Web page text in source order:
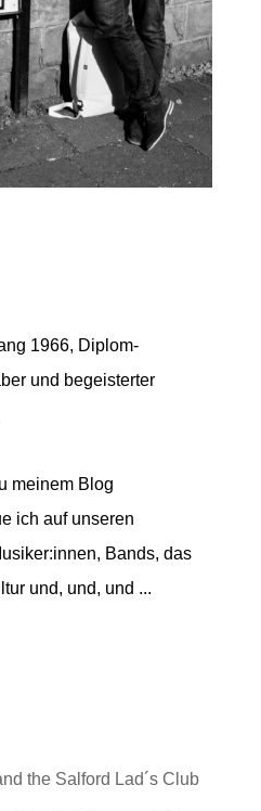
1966, Diplom-
und begeisterter
meinem Blog
ich auf unseren
Bands, das
und, und, und ...
the Salford Lad´s Club